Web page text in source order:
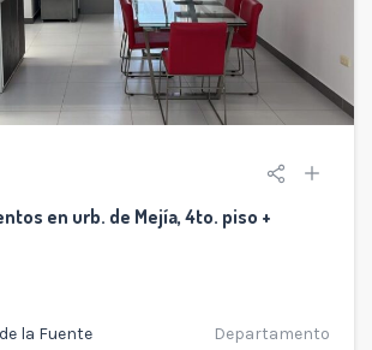
en urb. de Mejía, 4to. piso +
la Fuente Departamento